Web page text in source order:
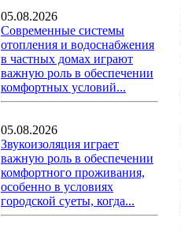
05.08.2026
Современные системы
отопления и водоснабжения
в частных домах играют
важную роль в обеспечении
комфортных условий...
05.08.2026
Звукоизоляция играет
важную роль в обеспечении
комфортного проживания,
особенно в условиях
городской суеты, когда...